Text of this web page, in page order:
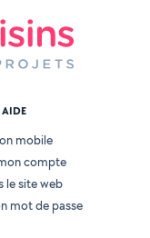
AIDE
mobile
compte
le site web
mot de passe